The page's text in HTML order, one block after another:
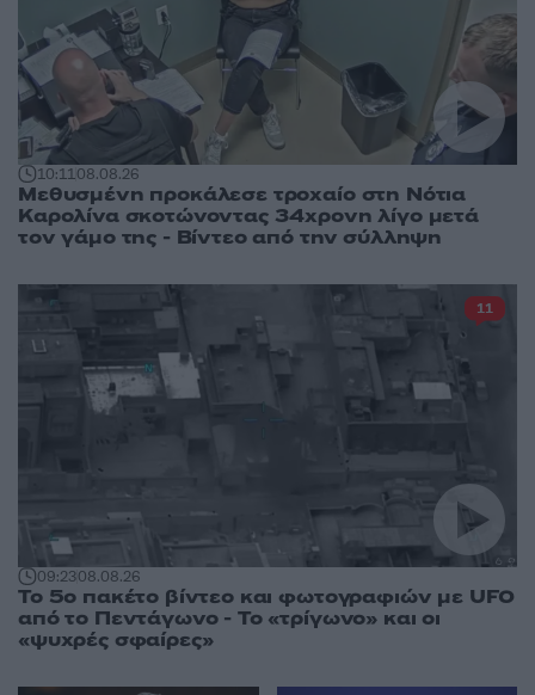
10:1108.08.26
Μεθυσμένη προκάλεσε τροχαίο στη Νότια
Καρολίνα σκοτώνοντας 34χρονη λίγο μετά
τον γάμο της - Βίντεο από την σύλληψη
09:2308.08.26
Το 5ο πακέτο βίντεο και φωτογραφιών με UFO
από το Πεντάγωνο - Το «τρίγωνο» και οι
«ψυχρές σφαίρες»
11